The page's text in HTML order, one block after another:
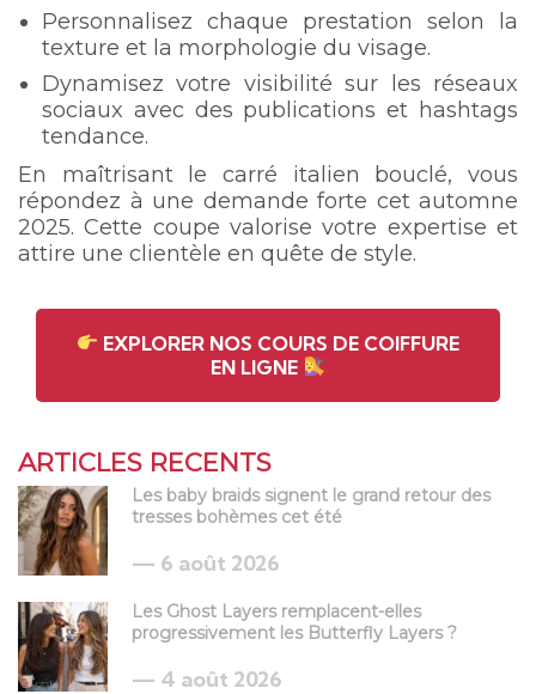
Personnalisez chaque prestation selon la
texture et la morphologie du visage.
Dynamisez votre visibilité sur les réseaux
sociaux avec des publications et hashtags
tendance.
En maîtrisant le carré italien bouclé, vous
répondez à une demande forte cet automne
2025. Cette coupe valorise votre expertise et
attire une clientèle en quête de style.
EXPLORER NOS COURS DE COIFFURE
EN LIGNE
ARTICLES RECENTS
Les baby braids signent le grand retour des
tresses bohèmes cet été
6 août 2026
Les Ghost Layers remplacent-elles
progressivement les Butterfly Layers ?
4 août 2026